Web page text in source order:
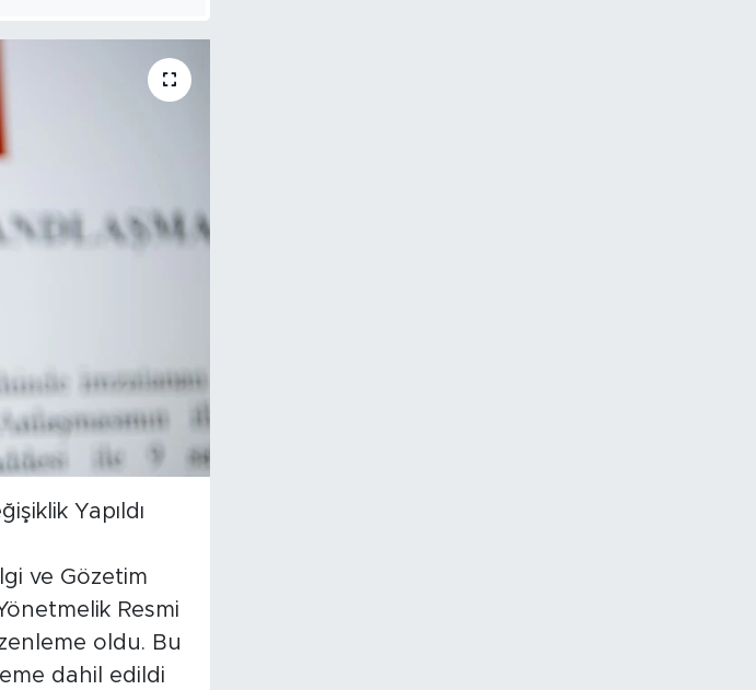
Yapıldı
ve Gözetim
Resmi
oldu. Bu
dahil edildi